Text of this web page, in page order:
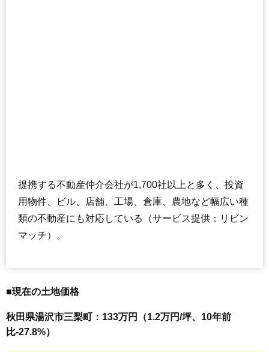
提携する不動産仲介会社が1,700社以上と多く、投資
用物件、ビル、店舗、工場、倉庫、農地など幅広い種
類の不動産にも対応している（サービス提供：リビン
マッチ）。
■現在の土地価格
秋田県湯沢市三梨町：133万円（1.2万円/坪、10年前
比-27.8%）